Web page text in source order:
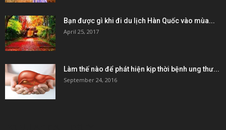
Bạn được gì khi đi du lịch Hàn Quốc vào mùa...
April 25, 2017
Làm thế nào để phát hiện kịp thời bệnh ung thư...
September 24, 2016